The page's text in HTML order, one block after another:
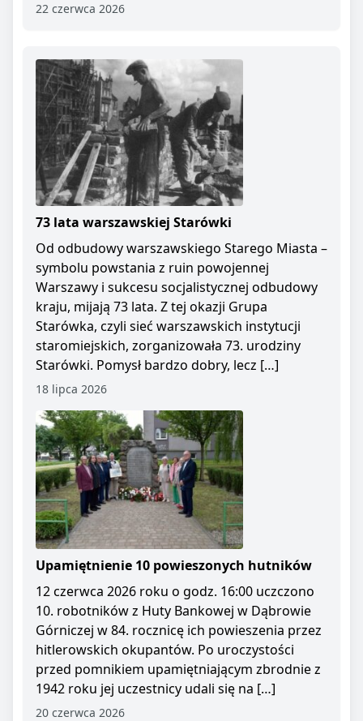
22 czerwca 2026
73 lata warszawskiej Starówki
Od odbudowy warszawskiego Starego Miasta –
symbolu powstania z ruin powojennej
Warszawy i sukcesu socjalistycznej odbudowy
kraju, mijają 73 lata. Z tej okazji Grupa
Starówka, czyli sieć warszawskich instytucji
staromiejskich, zorganizowała 73. urodziny
Starówki. Pomysł bardzo dobry, lecz […]
18 lipca 2026
Upamiętnienie 10 powieszonych hutników
12 czerwca 2026 roku o godz. 16:00 uczczono
10. robotników z Huty Bankowej w Dąbrowie
Górniczej w 84. rocznicę ich powieszenia przez
hitlerowskich okupantów. Po uroczystości
przed pomnikiem upamiętniającym zbrodnie z
1942 roku jej uczestnicy udali się na […]
20 czerwca 2026